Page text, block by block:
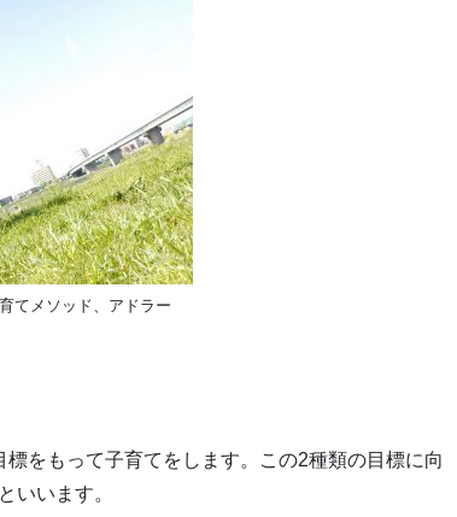
てメソッド、アドラー
をもって子育てをします。この2種類の目標に向
いいます。